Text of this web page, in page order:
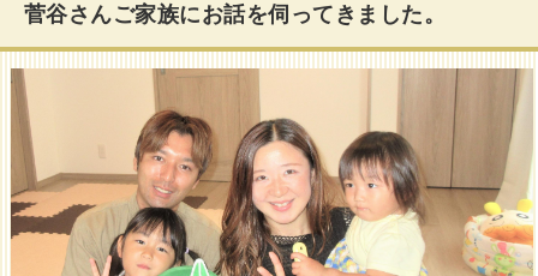
菅谷さんご家族にお話を伺ってきました。